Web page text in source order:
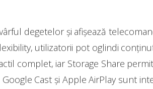
degetelor și afișează
utilizatorii pot oglindi
complet, iar Storage Share
Cast și Apple AirPlay sunt